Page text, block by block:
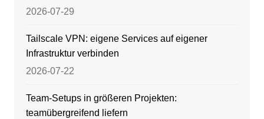
2026-07-29
Tailscale VPN: eigene Services auf eigener
Infrastruktur verbinden
2026-07-22
Team-Setups in größeren Projekten:
teamübergreifend liefern